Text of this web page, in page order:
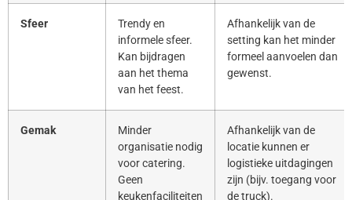
Sfeer
Trendy en
informele sfeer.
Kan bijdragen
aan het thema
van het feest.
Afhankelijk van de
setting kan het minder
formeel aanvoelen dan
gewenst.
Gemak
Minder
organisatie nodig
voor catering.
Geen
keukenfaciliteiten
Afhankelijk van de
locatie kunnen er
logistieke uitdagingen
zijn (bijv. toegang voor
de truck).